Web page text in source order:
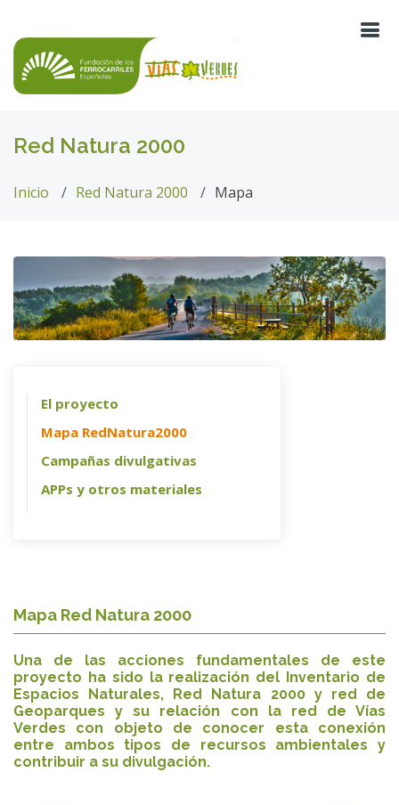
Red Natura 2000
Inicio Red Natura 2000 Mapa
El proyecto
Mapa RedNatura2000
Campañas divulgativas
APPs y otros materiales
Mapa Red Natura 2000
Una de las acciones fundamentales de este
proyecto ha sido la realización del Inventario de
Espacios Naturales, Red Natura 2000 y red de
Geoparques y su relación con la red de Vías
Verdes con objeto de conocer esta conexión
entre ambos tipos de recursos ambientales y
contribuir a su divulgación.